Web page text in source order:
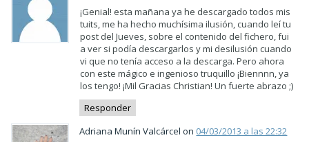
¡Genial! esta mañana ya he descargado todos mis
tuits, me ha hecho muchísima ilusión, cuando leí tu
post del Jueves, sobre el contenido del fichero, fui
a ver si podía descargarlos y mi desilusión cuando
vi que no tenía acceso a la descarga. Pero ahora
con este mágico e ingenioso truquillo ¡Biennnn, ya
los tengo! ¡Mil Gracias Christian! Un fuerte abrazo ;)
Responder
Adriana Munín Valcárcel on 04/03/2013 a las 22:32